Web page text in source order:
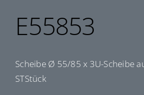
E55853
Scheibe Ø 55/85 x 3U-Scheibe
STStück